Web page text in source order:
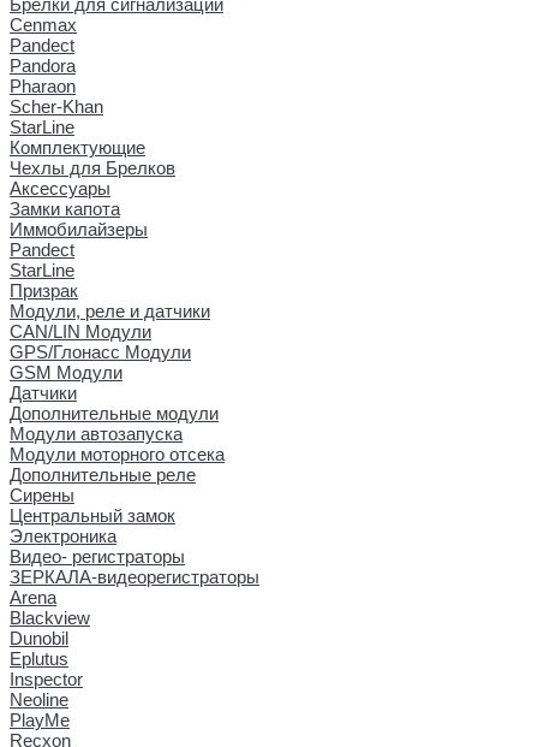
Cenmax
Pandect
Pandora
Pharaon
Scher-Khan
StarLine
Комплектующие
Чехлы для Брелков
Аксессуары
Замки капота
Иммобилайзеры
Pandect
StarLine
Призрак
Модули, реле и датчики
CAN/LIN Модули
GPS/Глонасс Модули
GSM Модули
Датчики
Дополнительные модули
Модули автозапуска
Модули моторного отсека
Дополнительные реле
Сирены
Центральный замок
Электроника
Видео- регистраторы
ЗЕРКАЛА-видеорегистраторы
Arena
Blackview
Dunobil
Eplutus
Inspector
Neoline
PlayMe
Recxon